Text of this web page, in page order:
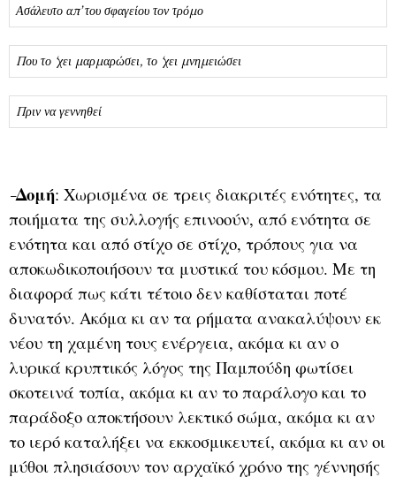
Ασάλευτο απ’ του σφαγείου τον τρόμο
Που το ‘χει μαρμαρώσει, το ‘χει μνημειώσει
Πριν να γεννηθεί
–Δομή: Χωρισμένα σε τρεις διακριτές ενότητες, τα
ποιήματα της συλλογής επινοούν, από ενότητα σε
ενότητα και από στίχο σε στίχο, τρόπους για να
αποκωδικοποιήσουν τα μυστικά του κόσμου. Με τη
διαφορά πως κάτι τέτοιο δεν καθίσταται ποτέ
δυνατόν. Ακόμα κι αν τα ρήματα ανακαλύψουν εκ
νέου τη χαμένη τους ενέργεια, ακόμα κι αν ο
λυρικά κρυπτικός λόγος της Παμπούδη φωτίσει
σκοτεινά τοπία, ακόμα κι αν το παράλογο και το
παράδοξο αποκτήσουν λεκτικό σώμα, ακόμα κι αν
το ιερό καταλήξει να εκκοσμικευτεί, ακόμα κι αν οι
μύθοι πλησιάσουν τον αρχαϊκό χρόνο της γέννησής